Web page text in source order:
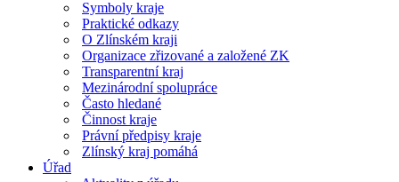
Symboly kraje
Praktické odkazy
O Zlínském kraji
Organizace zřizované a založené ZK
Transparentní kraj
Mezinárodní spolupráce
Často hledané
Činnost kraje
Právní předpisy kraje
Zlínský kraj pomáhá
Úřad